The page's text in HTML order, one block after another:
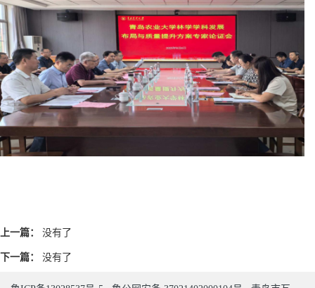
上一篇： 没有了
下一篇： 没有了